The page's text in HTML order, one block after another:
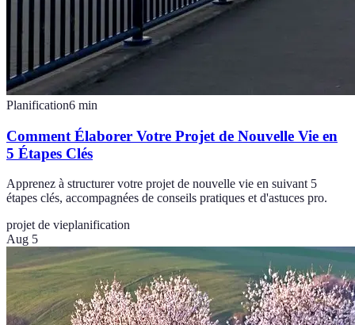
Planification6 min
Comment Élaborer Votre Projet de Nouvelle Vie en
5 Étapes Clés
Apprenez à structurer votre projet de nouvelle vie en suivant 5
étapes clés, accompagnées de conseils pratiques et d'astuces pro.
projet de vieplanification
Aug 5